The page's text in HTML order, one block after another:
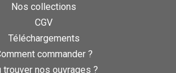
Nos collections
CGV
Téléchargements
commander ?
trouver nos ouvrages ?